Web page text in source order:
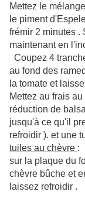
Mettez le
le piment
frémir 2 minutes .
maintenant en
Coupez 4
au fond des
la tomate et
Mettez au frais
réduction de
jusqu'à ce qu'il
refroidir ). et une
tuiles au chèvre :
sur la plaque du
chèvre bûche et
laissez refroidir .